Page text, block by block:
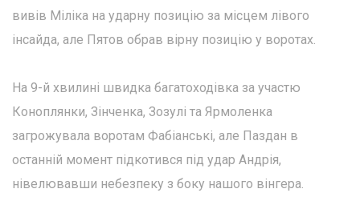
вивів Міліка на ударну позицію за місцем лівого
інсайда, але Пятов обрав вірну позицію у воротах.
На 9-й хвилині швидка багатоходівка за участю
Коноплянки, Зінченка, Зозулі та Ярмоленка
загрожувала воротам Фабіанські, але Паздан в
останній момент підкотився під удар Андрія,
нівелювавши небезпеку з боку нашого вінгера.